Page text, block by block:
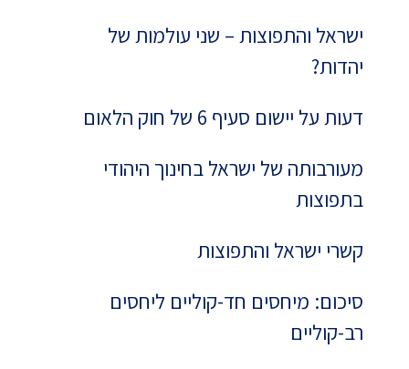
ישראל והתפוצות – שני עולמות של
יהדות?
דעות על יישום סעיף 6 של חוק הלאום
מעורבותה של ישראל בחינוך היהודי
בתפוצות
קשרי ישראל והתפוצות
סיכום: מיחסים חד-קוליים ליחסים
רב-קוליים